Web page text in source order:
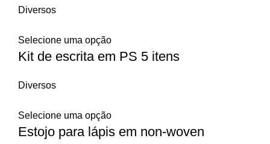
Diversos
Selecione uma opção
Kit de escrita em PS 5 itens
Diversos
Selecione uma opção
Estojo para lápis em non-woven